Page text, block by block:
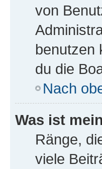
von
benutzen
du die
Nach
Was ist
Ränge,
viele